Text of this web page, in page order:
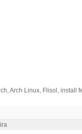
,Arch Linux, Flisol , install